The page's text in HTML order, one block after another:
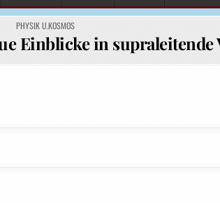
POSTED
IN
PHYSIK U.KOSMOS
Einblicke in supraleitende